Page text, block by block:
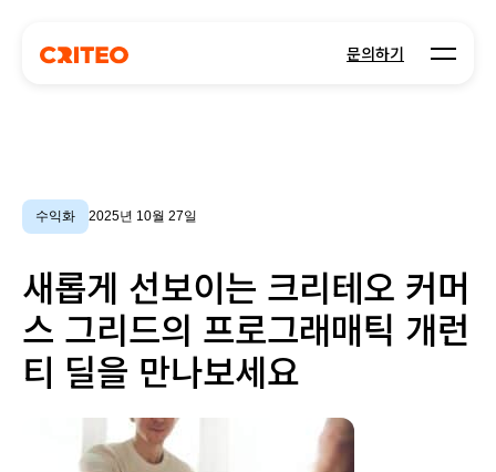
문의하기 Open
수익화 2025년 10월 27일
새롭게 선보이는 크리테오 커머
스 그리드의 프로그래매틱 개런
티 딜을 만나보세요